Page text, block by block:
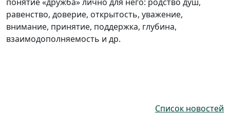
понятие «дружба» лично для него: родство душ,
равенство, доверие, открытость, уважение,
внимание, принятие, поддержка, глубина,
взаимодополняемость и др.
Список новостей